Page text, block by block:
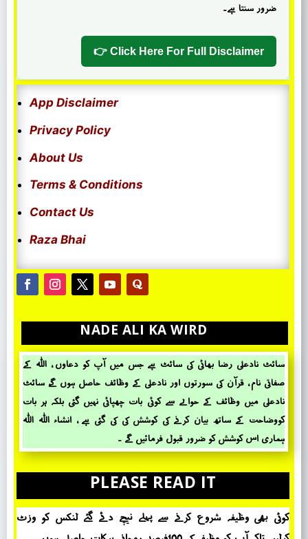
ضرور سنتا ہے۔
Click Here For Full Disclaimer 👉
App Disclaimer
Privacy Policy
About Us
Terms & Conditions
Contact Us
Raza Bhai
NADE ALI KA WIRD
سائٹ نادعلی رضا بھائی کی سائٹ ہے جس میں آپ کو دعاوں ، اللہ کے
صفاتی نام ، قرآن کی سورتوں اور نادعلی کے وظائف حاصل ہوں گے، سائٹ
نادعلی میں وظائف کے حؤالے سے کوئی بات چھپائی نہیں گئی بلکہ ہر بات
کووضاحت کے ساتھ بیان کرنے کی کوشش کی کی گئی ہے ، انشاء اللہ اللہ
ہماری اس کوشش کو ضرور قبول فرمائیں گے ۔
PLEASE READ IT
کوئی بھی وظیفہ شروع کرنے سے پہلے نیچے دئے گئے لنکس کو وزٹ